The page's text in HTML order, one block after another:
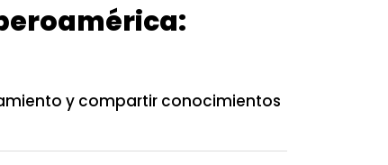
y compartir conocimientos